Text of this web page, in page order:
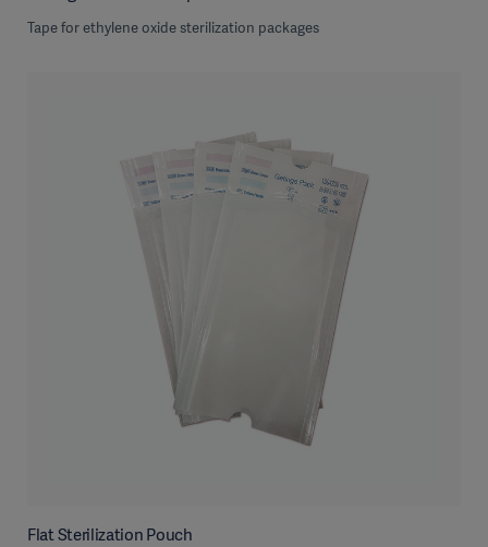
Tape for ethylene oxide sterilization packages
Flat Sterilization Pouch